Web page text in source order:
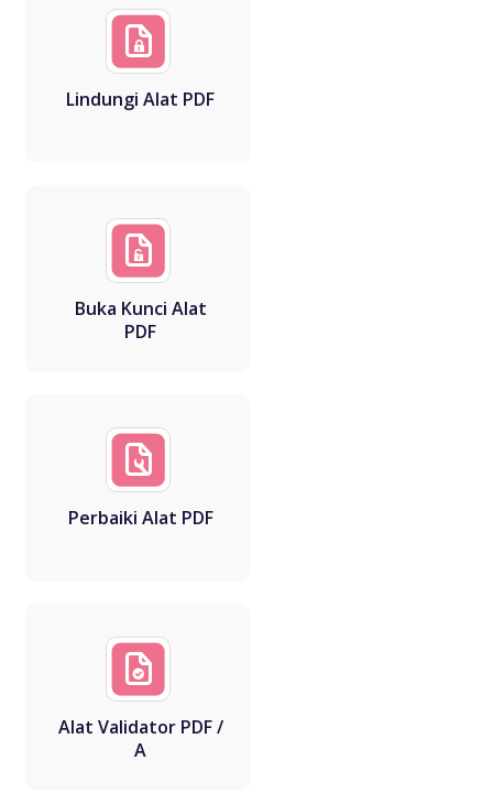
Lindungi Alat PDF
Buka Kunci Alat
PDF
Perbaiki Alat PDF
Alat Validator PDF /
A